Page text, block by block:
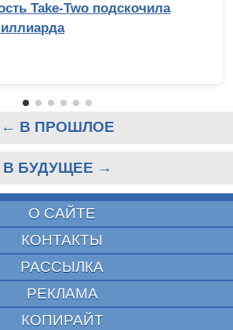
Take-Two подскочила
← В ПРОШЛОЕ
В БУДУЩЕЕ →
О САЙТЕ
КОНТАКТЫ
РАССЫЛКА
РЕКЛАМА
КОПИРАЙТ